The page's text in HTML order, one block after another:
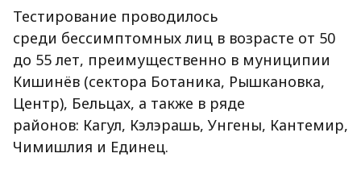
Тестирование проводилось
среди бессимптомных лиц в возрасте от 50
до 55 лет, преимущественно в муниципии
Кишинёв (сектора Ботаника, Рышкановка,
Центр), Бельцах, а также в ряде
районов: Кагул, Кэлэрашь, Унгены, Кантемир,
Чимишлия и Единец.